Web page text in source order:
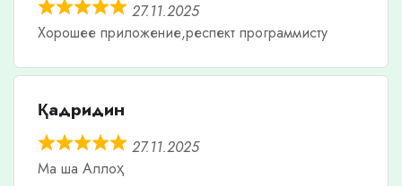
27.11.2025
Хорошее приложение,респект программисту
Қадридин
27.11.2025
Ма ша Аллоҳ